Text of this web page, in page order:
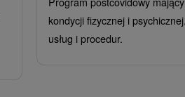
kondycji fizycznej i
usług i procedur.